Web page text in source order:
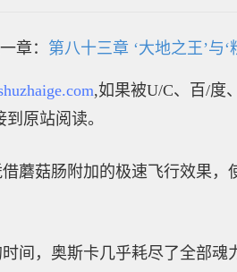
章： 第八十三章 ‘大地之王’与‘
,如果被U/C、百/度
原站阅读。
蘑菇肠附加的极速飞行效果
间，奥斯卡几乎耗尽了全部